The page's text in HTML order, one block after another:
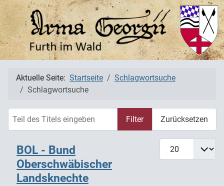
Aktuelle Seite: Startseite
Schlagwortsuche
Schlagwortsuche
Filter Zurücksetzen
Anzeige #
BOL - Bund
Oberschwäbischer
Landsknechte